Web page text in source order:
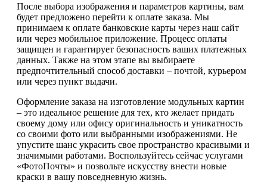
После выбора изображения и параметров картины, вам
будет предложено перейти к оплате заказа. Мы
принимаем к оплате банковские карты через наш сайт
или через мобильное приложение. Процесс оплаты
защищен и гарантирует безопасность ваших платежных
данных. Также на этом этапе вы выбираете
предпочтительный способ доставки – почтой, курьером
или через пункт выдачи.
Оформление заказа на изготовление модульных картин
– это идеальное решение для тех, кто желает придать
своему дому или офису оригинальность и уникатность
со своими фото или выбранными изображениями. Не
упустите шанс украсить свое пространство красивыми и
значимыми работами. Воспользуйтесь сейчас услугами
«ФотоПочты» и позвольте искусству внести новые
краски в вашу повседневную жизнь.